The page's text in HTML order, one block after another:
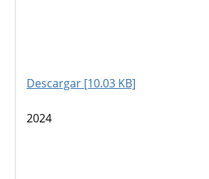
Descargar [10.03 KB]
2024